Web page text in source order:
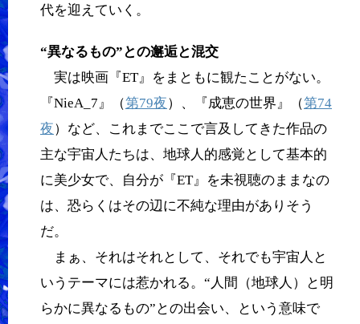
代を迎えていく。
“異なるもの”との邂逅と混交
実は映画『ET』をまともに観たことがない。
『NieA_7』（第79夜）、『成恵の世界』（第74
夜）など、これまでここで言及してきた作品の
主な宇宙人たちは、地球人的感覚として基本的
に美少女で、自分が『ET』を未視聴のままなの
は、恐らくはその辺に不純な理由がありそう
だ。
まぁ、それはそれとして、それでも宇宙人と
いうテーマには惹かれる。“人間（地球人）と明
らかに異なるもの”との出会い、という意味で